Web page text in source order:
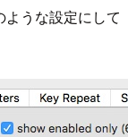
うな設定にして